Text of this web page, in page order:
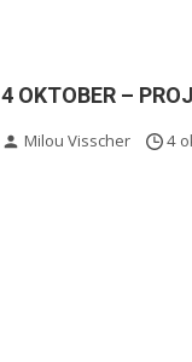
4 OKTOBER –
Milou Visscher 4